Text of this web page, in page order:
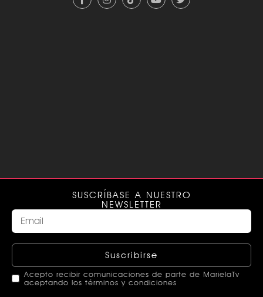
SUSCRÍBASE A NUESTRO
NEWSLETTER
Suscribirse
Acepto recibir comunicaciones de parte de MarielaTv
aceptando los términos y condiciones